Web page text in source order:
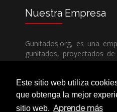
Este sitio web utiliza
que obtenga la mejor
sitio web. Aprende más
Nuestra Empresa
Gunitados.org, es una
gunitados, proyectados
con todos los medios
competencia.